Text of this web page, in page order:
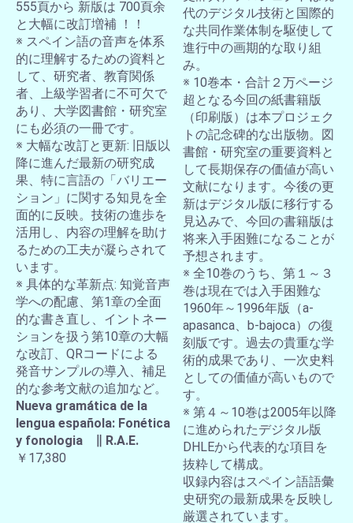
555頁から 新版は 700頁余
と大幅に改訂増補 ！！
※ スペイン語の音声を体系
的に理解するための資料と
して、研究者、教育関係
者、上級学習者に不可欠で
あり、大学図書館・研究室
にも必須の一冊です。
※ 大幅な改訂と更新: 旧版以
降に進んだ最新の研究成
果、特に言語の「バリエー
ション」に関する知見を全
面的に反映。技術の進歩を
活用し、内容の理解を助け
るための工夫が凝らされて
います。
※ 具体的な革新点: 知覚音声
学への配慮、第1章の全面
的な書き直し、イントネー
ションを扱う第10章の大幅
な改訂、QRコードによる
発音サンプルの導入、補足
的な参考文献の追加など。
Nueva gramática de la
lengua española: Fonética
y fonologia ∥ R.A.E.
￥17,380
代のデジタル技術と国際的
な共同作業体制を駆使して
進行中の画期的な取り組
み。
※ 10巻本・合計２万ページ
超となる今回の紙書籍版
（印刷版）は本プロジェク
トの記念碑的な出版物。図
書館・研究室の重要資料と
して長期保存の価値が高い
文献になります。今後の更
新はデジタル版に移行する
見込みで、今回の書籍版は
将来入手困難になることが
予想されます。
※ 全10巻のうち、第１～３
巻は現在では入手困難な
1960年～1996年版（a-
apasanca、b-bajoca）の復
刻版です。過去の貴重な学
術的成果であり、一次史料
としての価値が高いもので
す。
※ 第４～10巻は2005年以降
に進められたデジタル版
DHLEから代表的な項目を
抜粋して構成。
収録内容はスペイン語語彙
史研究の最新成果を反映し
厳選されています。